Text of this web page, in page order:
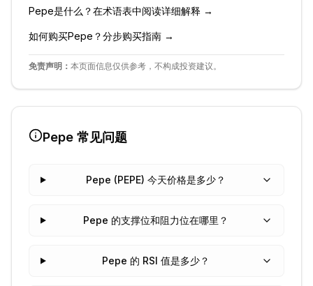
Pepe是什么？在术语表中阅读详细解释 →
如何购买Pepe ？分步购买指南 →
免责声明： 本页面信息仅供参考，不构成投资建议。
Pepe 常见问题
Pepe (PEPE) 今天价格是多少？
Pepe 的支撑位和阻力位在哪里？
Pepe 的 RSI 值是多少？